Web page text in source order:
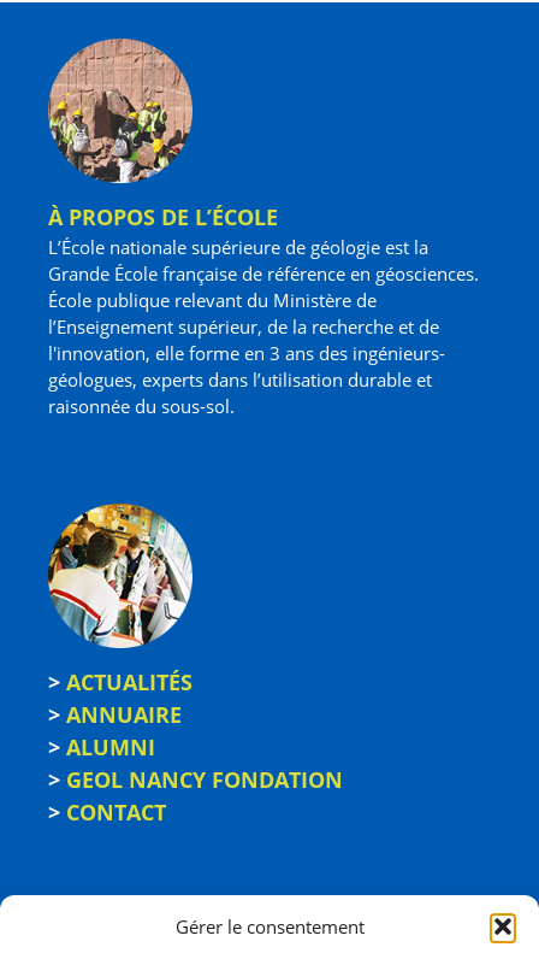
Gérer le consentement
À PROPOS DE L’ÉCOLE
L’École nationale supérieure de géologie est la
Grande École française de référence en géosciences.
École publique relevant du Ministère de
l’Enseignement supérieur, de la recherche et de
l'innovation, elle forme en 3 ans des ingénieurs-
géologues, experts dans l’utilisation durable et
raisonnée du sous-sol.
> ACTUALITÉS
> ANNUAIRE
> ALUMNI
> GEOL NANCY FONDATION
> CONTACT